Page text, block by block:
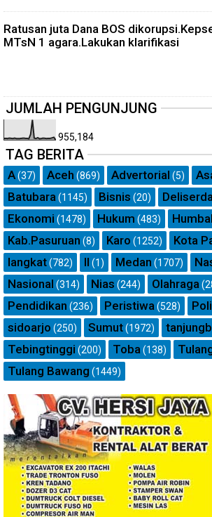
Ratusan juta Dana BOS
MTsN 1 agara.Lakukan klarifikasi
JUMLAH PENGUNJUNG
955,184
TAG BERITA
A(37) Aceh (869) Advertorial (5)
Batubara (1145) Bisnis (20)
Ekonomi (1478) Hukum (483)
Kab.Pasuruan (8) Karo (1252) Kota
langkat(782) ll (1) Medan (1707)
Nasional (314) Nias (244) Olahraga
Pendidikan (236) Peristiwa (528)
sidoarjo (250) Sumut(1972)
Tebingtinggi (200) Toba (138)
Tulang Bawang (1449)